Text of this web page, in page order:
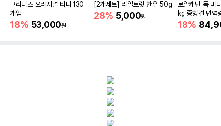
그리니즈 오리지널 티니 130
개입
18% 53,000원
[2개세트] 리얼트릿 한우 50g
28% 5,000원
로얄캐닌 독 미
kg 중형견 면역
18%